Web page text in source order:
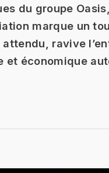
du groupe
marque un
ravive
et économique